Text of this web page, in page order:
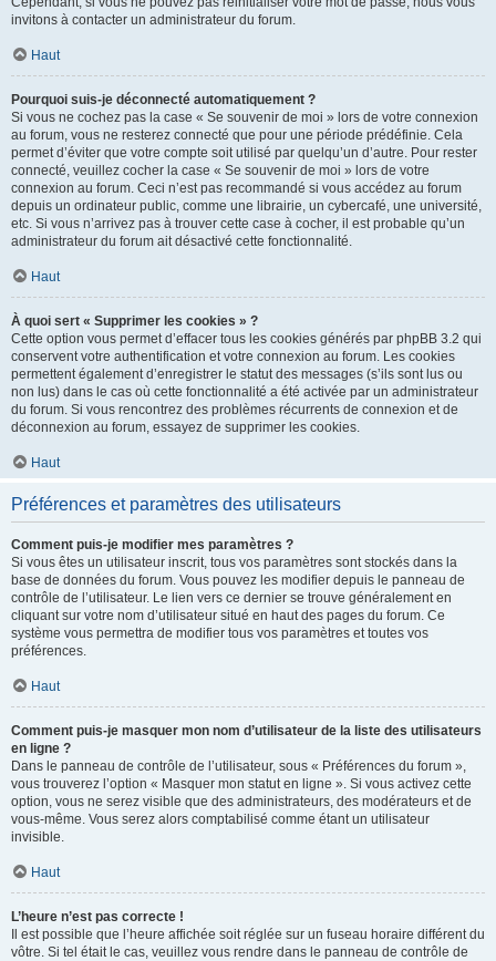
invitons à contacter un administrateur du forum.
Haut
Pourquoi suis-je déconnecté automatiquement ?
Si vous ne cochez pas la case « Se souvenir de moi » lors de votre connexion
au forum, vous ne resterez connecté que pour une période prédéfinie. Cela
permet d’éviter que votre compte soit utilisé par quelqu’un d’autre. Pour rester
connecté, veuillez cocher la case « Se souvenir de moi » lors de votre
connexion au forum. Ceci n’est pas recommandé si vous accédez au forum
depuis un ordinateur public, comme une librairie, un cybercafé, une université,
etc. Si vous n’arrivez pas à trouver cette case à cocher, il est probable qu’un
administrateur du forum ait désactivé cette fonctionnalité.
Haut
À quoi sert « Supprimer les cookies » ?
Cette option vous permet d’effacer tous les cookies générés par phpBB 3.2 qui
conservent votre authentification et votre connexion au forum. Les cookies
permettent également d’enregistrer le statut des messages (s’ils sont lus ou
non lus) dans le cas où cette fonctionnalité a été activée par un administrateur
du forum. Si vous rencontrez des problèmes récurrents de connexion et de
déconnexion au forum, essayez de supprimer les cookies.
Haut
Préférences et paramètres des utilisateurs
Comment puis-je modifier mes paramètres ?
Si vous êtes un utilisateur inscrit, tous vos paramètres sont stockés dans la
base de données du forum. Vous pouvez les modifier depuis le panneau de
contrôle de l’utilisateur. Le lien vers ce dernier se trouve généralement en
cliquant sur votre nom d’utilisateur situé en haut des pages du forum. Ce
système vous permettra de modifier tous vos paramètres et toutes vos
préférences.
Haut
Comment puis-je masquer mon nom d’utilisateur de la liste des utilisateurs
en ligne ?
Dans le panneau de contrôle de l’utilisateur, sous « Préférences du forum »,
vous trouverez l’option « Masquer mon statut en ligne ». Si vous activez cette
option, vous ne serez visible que des administrateurs, des modérateurs et de
vous-même. Vous serez alors comptabilisé comme étant un utilisateur
invisible.
Haut
L’heure n’est pas correcte !
Il est possible que l’heure affichée soit réglée sur un fuseau horaire différent du
vôtre. Si tel était le cas, veuillez vous rendre dans le panneau de contrôle de